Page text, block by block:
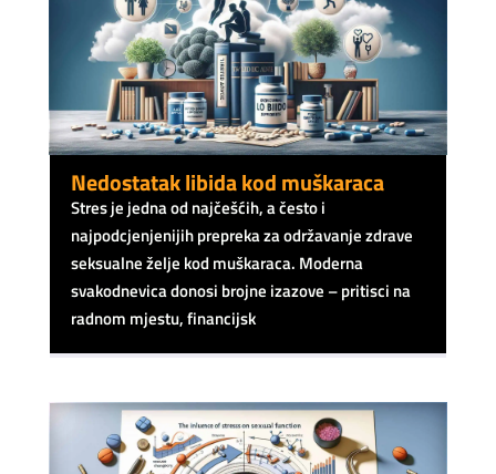
Nedostatak libida kod muškaraca
Stres je jedna od najčešćih, a često i
najpodcjenjenijih prepreka za održavanje zdrave
seksualne želje kod muškaraca. Moderna
svakodnevica donosi brojne izazove – pritisci na
radnom mjestu, financijsk